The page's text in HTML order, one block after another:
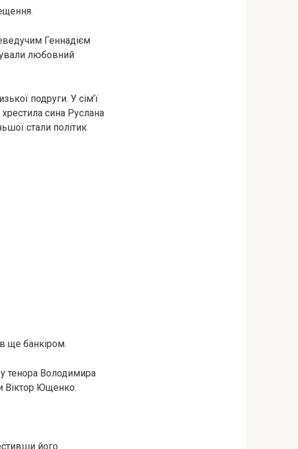
Геннадієм
любовний
подруги. У сім’ї
сина Руслана
стали політик
ще банкіром.
тенора Володимира
Віктор Ющенко.
його